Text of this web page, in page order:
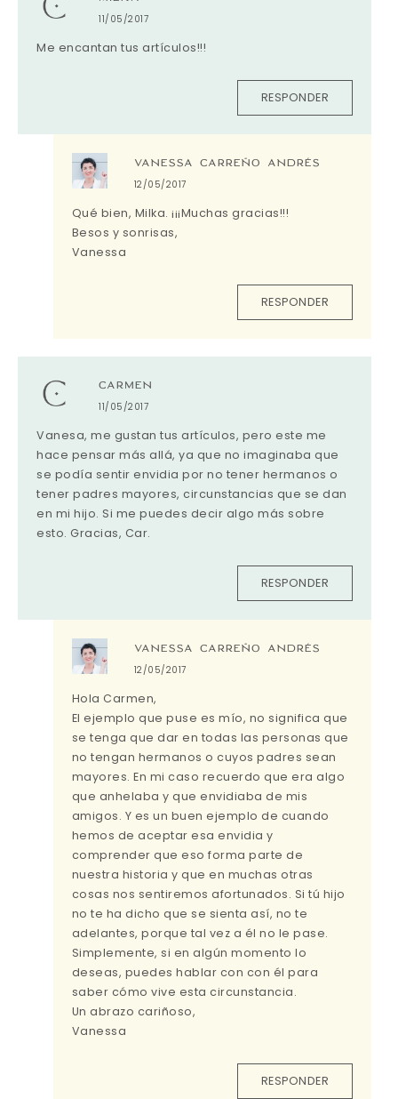
11/05/2017
Me encantan tus artículos!!!
RESPONDER
VANESSA CARREÑO ANDRÉS
12/05/2017
Qué bien, Milka. ¡¡¡Muchas gracias!!!
Besos y sonrisas,
Vanessa
RESPONDER
CARMEN
11/05/2017
Vanesa, me gustan tus artículos, pero este me
hace pensar más allá, ya que no imaginaba que
se podía sentir envidia por no tener hermanos o
tener padres mayores, circunstancias que se dan
en mi hijo. Si me puedes decir algo más sobre
esto. Gracias, Car.
RESPONDER
VANESSA CARREÑO ANDRÉS
12/05/2017
Hola Carmen,
El ejemplo que puse es mío, no significa que
se tenga que dar en todas las personas que
no tengan hermanos o cuyos padres sean
mayores. En mi caso recuerdo que era algo
que anhelaba y que envidiaba de mis
amigos. Y es un buen ejemplo de cuando
hemos de aceptar esa envidia y
comprender que eso forma parte de
nuestra historia y que en muchas otras
cosas nos sentiremos afortunados. Si tú hijo
no te ha dicho que se sienta así, no te
adelantes, porque tal vez a él no le pase.
Simplemente, si en algún momento lo
deseas, puedes hablar con con él para
saber cómo vive esta circunstancia.
Un abrazo cariñoso,
Vanessa
RESPONDER